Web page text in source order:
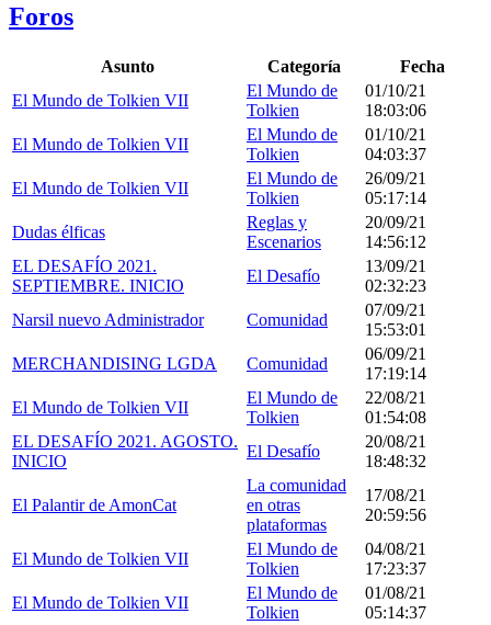
Foros
Asunto Categoría
Fecha
El Mundo de Tolkien VII
El Mundo de
Tolkien
01/10/21
18:03:06
El Mundo de Tolkien VII
El Mundo de
Tolkien
01/10/21
04:03:37
El Mundo de Tolkien VII
El Mundo de
Tolkien
26/09/21
05:17:14
Dudas élficas
Reglas y
Escenarios
20/09/21
14:56:12
EL DESAFÍO 2021.
SEPTIEMBRE. INICIO
El Desafío
13/09/21
02:32:23
Narsil nuevo Administrador
Comunidad
07/09/21
15:53:01
MERCHANDISING LGDA
Comunidad
06/09/21
17:19:14
El Mundo de Tolkien VII
El Mundo de
Tolkien
22/08/21
01:54:08
EL DESAFÍO 2021. AGOSTO.
INICIO
El Desafío
20/08/21
18:48:32
El Palantir de AmonCat
La comunidad
en otras
plataformas
17/08/21
20:59:56
El Mundo de Tolkien VII
El Mundo de
Tolkien
04/08/21
17:23:37
El Mundo de Tolkien VII
El Mundo de
Tolkien
01/08/21
05:14:37